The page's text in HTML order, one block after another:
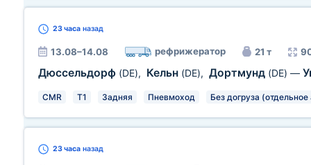
23 часа назад
13.08–14.08 рефрижератор 21 т
Дюссельдорф (DE), Кельн (DE), Дортмунд (DE) —
CMR T1 Задняя Пневмоход Без догруза (отдельное
23 часа назад